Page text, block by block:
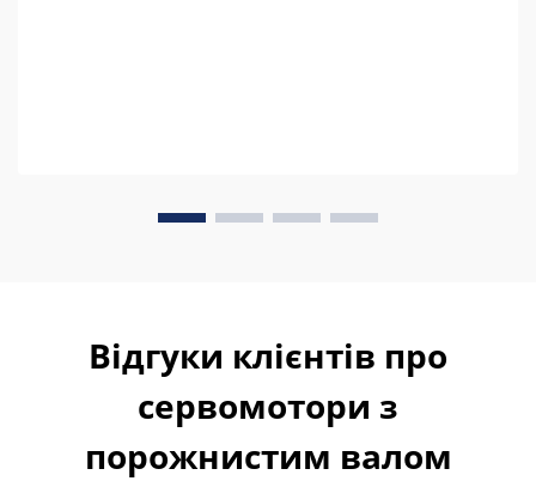
Відгуки клієнтів про
сервомотори з
порожнистим валом